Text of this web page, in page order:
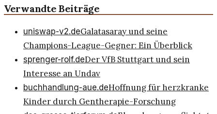
Verwandte Beiträge
uniswap-v2.deGalatasaray und seine
Champions-League-Gegner: Ein Überblick
sprenger-rolf.deDer VfB Stuttgart und sein
Interesse an Undav
buchhandlung-aue.deHoffnung für herzkranke
Kinder durch Gentherapie-Forschung